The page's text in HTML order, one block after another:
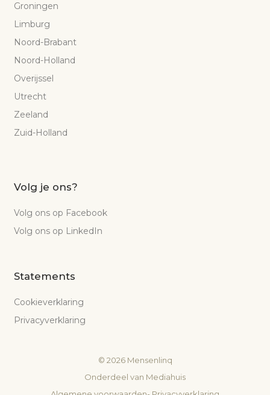
Groningen
Limburg
Noord-Brabant
Noord-Holland
Overijssel
Utrecht
Zeeland
Zuid-Holland
Volg je ons?
Volg ons op Facebook
Volg ons op LinkedIn
Statements
Cookieverklaring
Privacyverklaring
© 2026Mensenlinq
Onderdeel van Mediahuis